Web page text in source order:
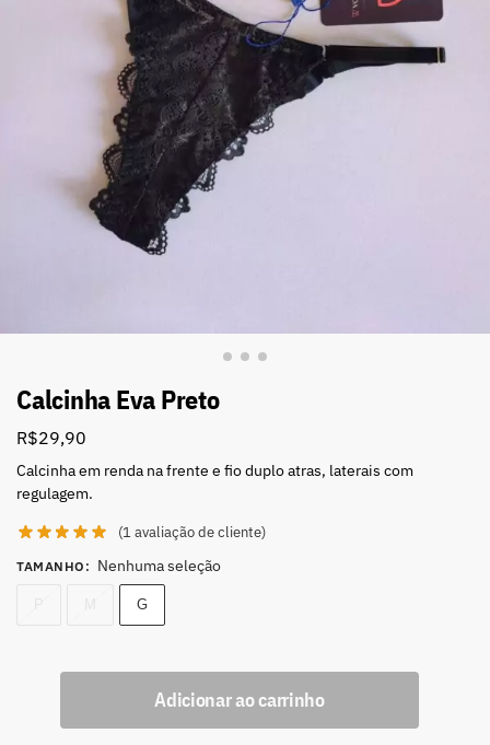
Calcinha Eva Preto
R$29,90
Calcinha em renda na frente e fio duplo atras, laterais com
regulagem.
(1 avaliação de cliente)
TAMANHO : Nenhuma seleção
G
Adicionar ao carrinho